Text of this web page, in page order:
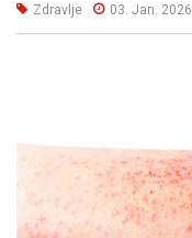
Zdravlje 03. Jan. 2026